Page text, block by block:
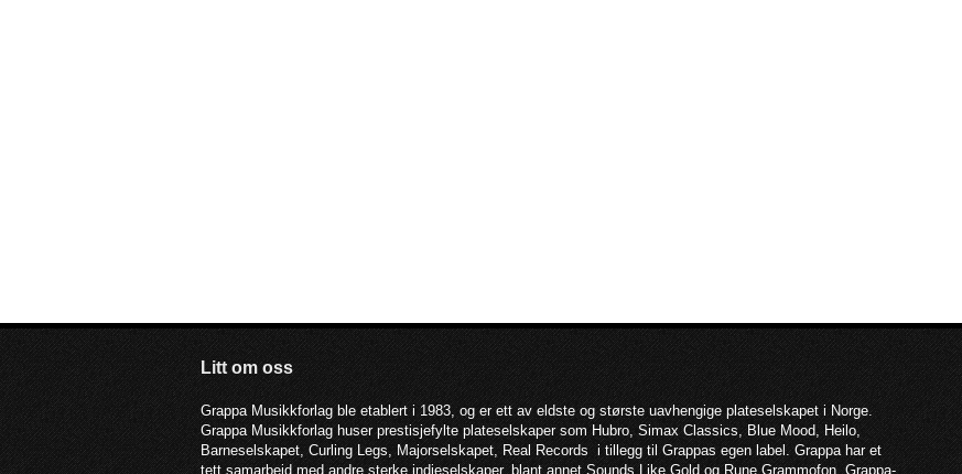
Litt om oss
Grappa Musikkforlag ble etablert i 1983, og er ett av eldste og største uavhengige plateselskapet i Norge.
Grappa Musikkforlag huser prestisjefylte plateselskaper som Hubro, Simax Classics, Blue Mood, Heilo,
Barneselskapet, Curling Legs, Majorselskapet, Real Records i tillegg til Grappas egen label. Grappa har et
tett samarbeid med andre sterke indieselskaper, blant annet Sounds Like Gold og Rune Grammofon. Grappa-